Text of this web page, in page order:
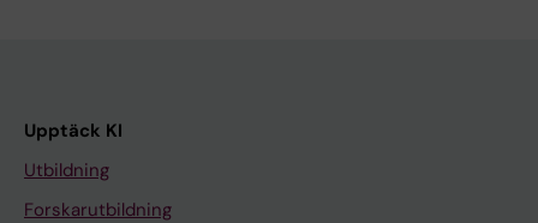
Upptäck KI
Utbildning
Forskarutbildning